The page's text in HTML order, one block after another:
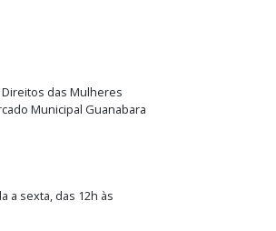
das Mulheres
Municipal Guanabara
a sexta, das 12h às